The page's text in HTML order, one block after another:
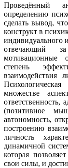
Проведённый
определению
сделать вывод,
конструкт в
индивидуального
отвечающий
мотивационные
степень
множестве
ответственность,
(позитивное
автономность,
построению
личность
динамичной
которая
свои силы, и